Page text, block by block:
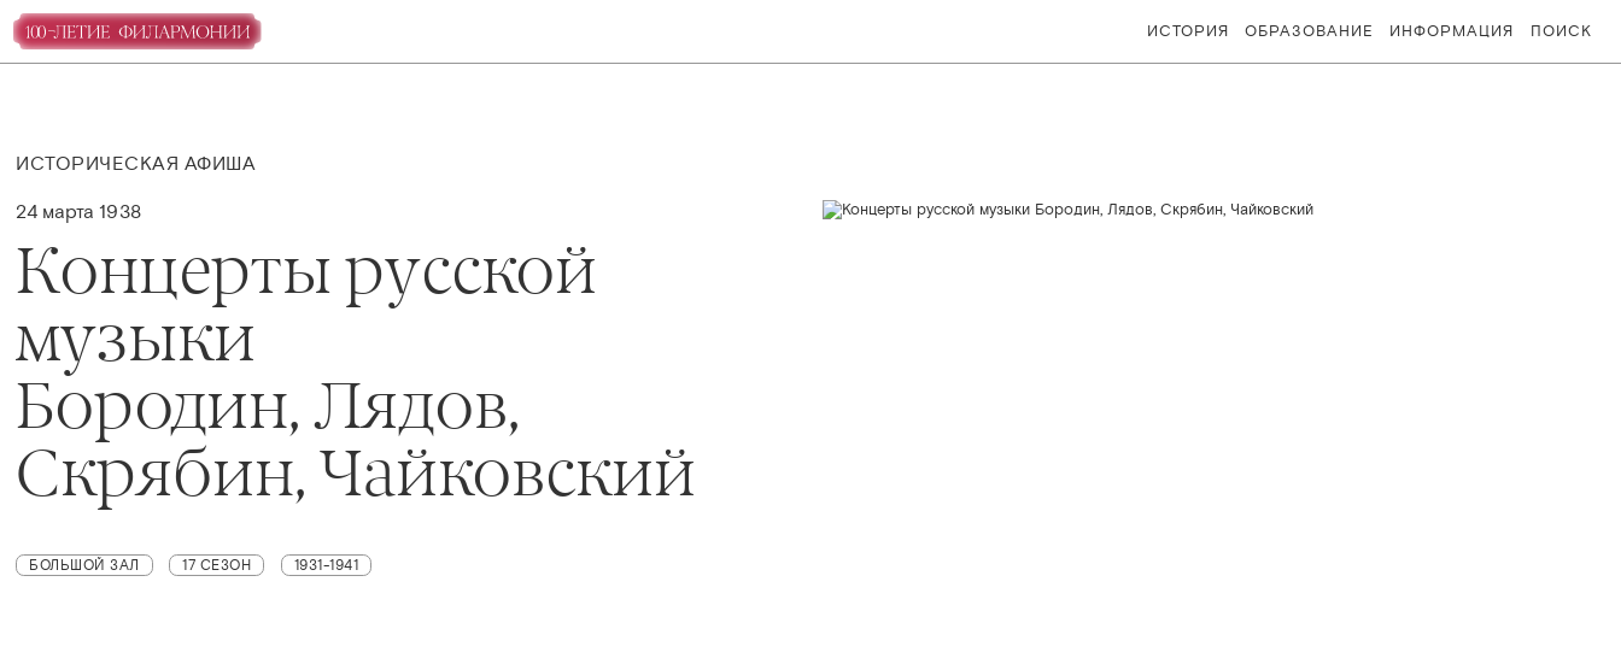
ИСТОРИЯ ОБРАЗОВАНИЕ ИНФОРМАЦИЯ ПОИСК
ИСТОРИЧЕСКАЯ АФИША
24 марта 1938
Концерты русской
музыки
Бородин, Лядов,
Скрябин, Чайковский
БОЛЬШОЙ ЗАЛ 17 СЕЗОН 1931-1941